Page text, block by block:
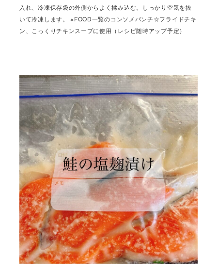
入れ、冷凍保存袋の外側からよく揉み込む。しっかり空気を抜
いて冷凍します。 ※FOOD一覧のコンソメパンチ☆フライドチキ
ン、こっくりチキンスープに使用（レシピ随時アップ予定）